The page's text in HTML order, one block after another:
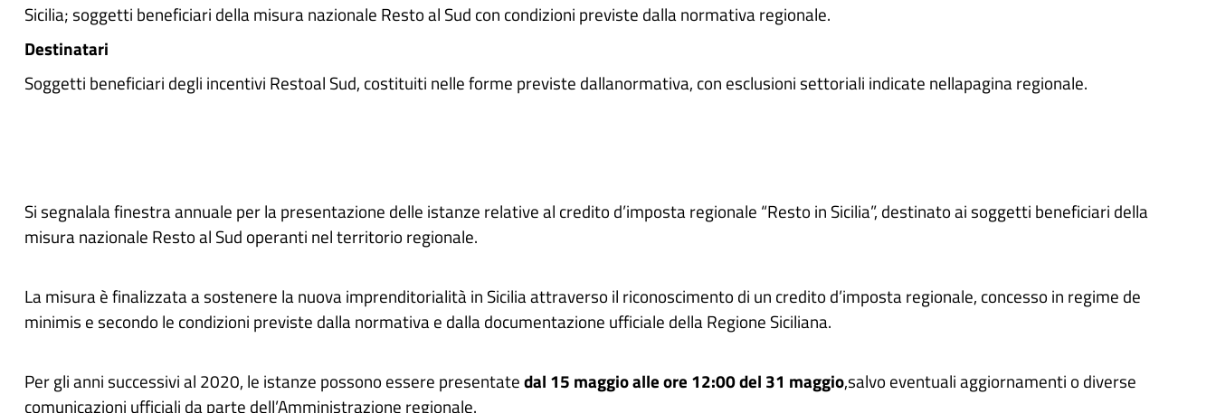
Sicilia; soggetti beneficiari della misura nazionale Resto al Sud con condizioni previste dalla normativa regionale.
Destinatari
Soggetti beneficiari degli incentivi Restoal Sud, costituiti nelle forme previste dallanormativa, con esclusioni settoriali indicate nellapagina regionale.
Si segnalala finestra annuale per la presentazione delle istanze relative al credito d’imposta regionale “Resto in Sicilia”, destinato ai soggetti beneficiari della
misura nazionale Resto al Sud operanti nel territorio regionale.
La misura è finalizzata a sostenere la nuova imprenditorialità in Sicilia attraverso il riconoscimento di un credito d’imposta regionale, concesso in regime de
minimis e secondo le condizioni previste dalla normativa e dalla documentazione ufficiale della Regione Siciliana.
Per gli anni successivi al 2020, le istanze possono essere presentatedal 15 maggio alle ore 12:00 del 31 maggio,salvo eventuali aggiornamenti o diverse
comunicazioni ufficiali da parte dell’Amministrazione regionale.